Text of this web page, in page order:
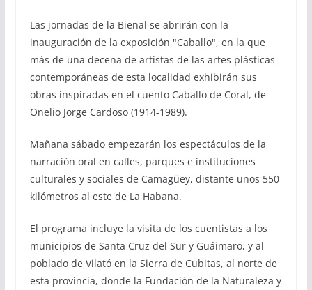
Las jornadas de la Bienal se abrirán con la
inauguración de la exposición "Caballo", en la que
más de una decena de artistas de las artes plásticas
contemporáneas de esta localidad exhibirán sus
obras inspiradas en el cuento Caballo de Coral, de
Onelio Jorge Cardoso (1914-1989).
Mañana sábado empezarán los espectáculos de la
narración oral en calles, parques e instituciones
culturales y sociales de Camagüey, distante unos 550
kilómetros al este de La Habana.
El programa incluye la visita de los cuentistas a los
municipios de Santa Cruz del Sur y Guáimaro, y al
poblado de Vilató en la Sierra de Cubitas, al norte de
esta provincia, donde la Fundación de la Naturaleza y